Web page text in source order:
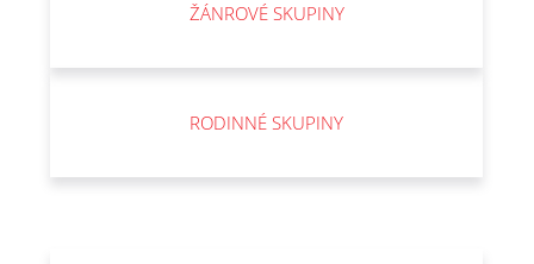
ŽÁNROVÉ SKUPINY
RODINNÉ SKUPINY